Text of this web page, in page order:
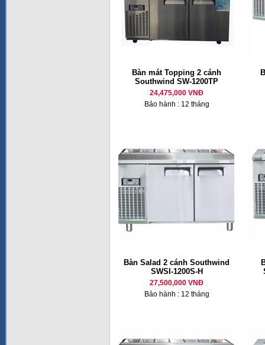
Bàn mát Topping 2 cánh
Southwind SW-1200TP
24,475,000 VNĐ
Bảo hành : 12 tháng
Bàn Salad 2 cánh Southwind
SWSI-1200S-H
27,500,000 VNĐ
Bảo hành : 12 tháng